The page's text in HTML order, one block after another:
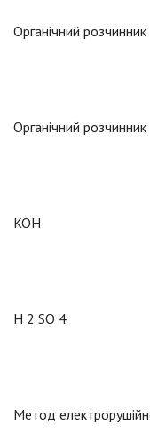
Органічний розчинник
Органічний розчинник
KOH
H 2 SO 4
Метод